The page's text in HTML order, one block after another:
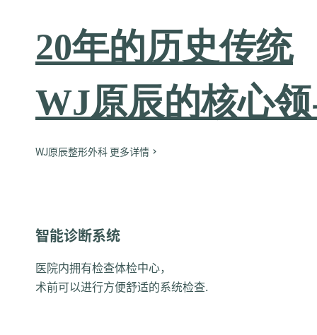
20年的历史传统
WJ原辰的核心
WJ原辰整形外科 更多详情
智能诊断系统
医院内拥有检查体检中心，
术前可以进行方便舒适的系统检查.